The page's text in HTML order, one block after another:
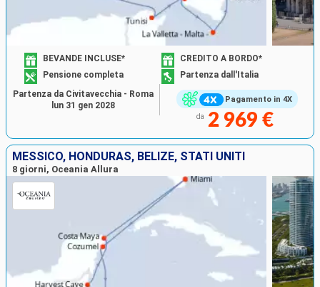
Pagamento in 4X
BEVANDE INCLUSE*
CREDITO A BORDO*
Pensione completa
Partenza dall'Italia
da 2 969 €
Partenza da Civitavecchia - Roma
lun 31 gen 2028
MESSICO, HONDURAS, BELIZE, STATI UNITI
8 giorni, Oceania Allura